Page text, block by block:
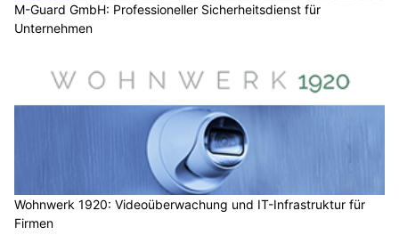
M-Guard GmbH: Professioneller Sicherheitsdienst für
Unternehmen
Wohnwerk 1920: Videoüberwachung und IT-Infrastruktur für
Firmen